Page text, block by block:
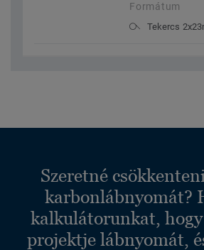
Formátum
Tekercs
Szeretné
karbonlábnyomát?
kalkulátorunkat,
projektje lábnyomát,